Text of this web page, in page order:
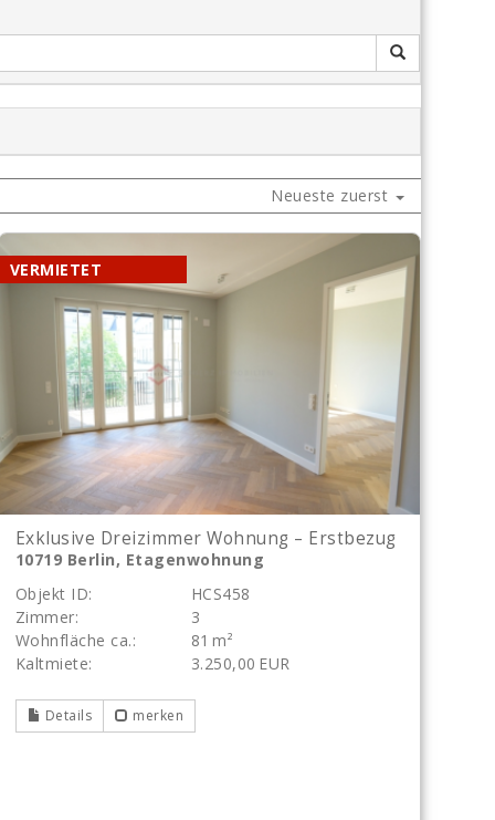
Neueste zuerst
VERMIETET
Exklusive Dreizimmer Wohnung – Erstbezug
10719 Berlin, Etagenwohnung
Objekt ID:
HCS458
Zimmer:
3
Wohnfläche ca.:
81 m²
Kaltmiete:
3.250,00 EUR
Details merken